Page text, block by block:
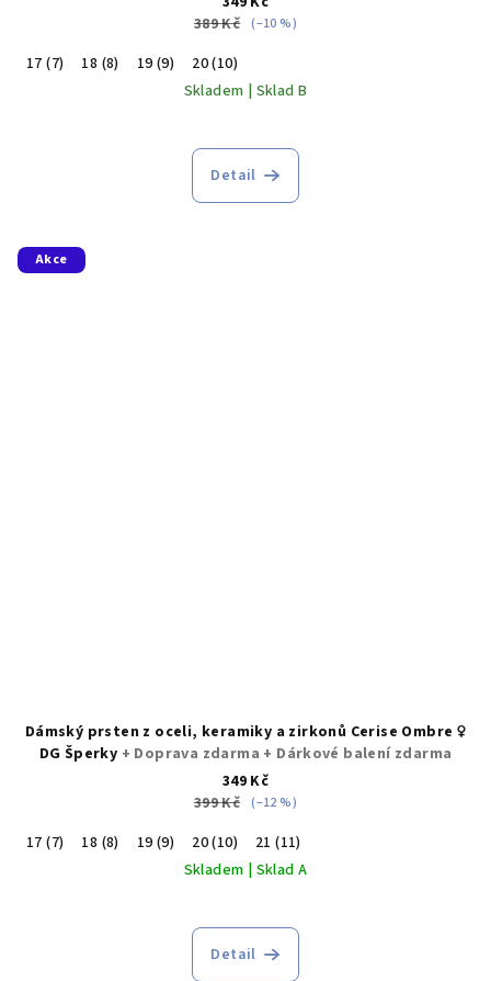
389 Kč (–10 %)
17 (7) 18 (8) 19 (9)
20 (10)
Skladem | Sklad B
Detail
Akce
Dámský prsten z oceli, keramiky a zirkonů Cerise Ombre ♀️
DG Šperky + Doprava zdarma + Dárkové balení zdarma
349 Kč
399 Kč (–12 %)
17 (7) 18 (8) 19 (9) 20 (10)
21 (11)
Skladem | Sklad A
hodnocení
produktu
Detail